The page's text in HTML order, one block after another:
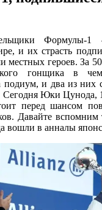
и их страсть
местных героев. За
гонщика в
подиум, и два из них
Сегодня Юки Цунода,
перед шансом
Давайте
вошли в анналы